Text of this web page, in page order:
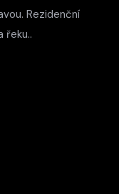
Rezidenční
řeku..